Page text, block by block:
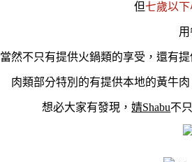
但七歲以
當然不只有提供火鍋類的享受，還有
肉類部分特別的有提供本地的黃牛
想必大家有發現，婧Shabu不